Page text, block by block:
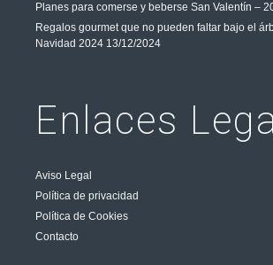
Planes para comerse y beberse San Valentín –
Regalos gourmet que no pueden faltar bajo el
Navidad 2024 13/12/2024
Enlaces
Aviso Legal
Política de privacidad
Política de Cookies
Contacto